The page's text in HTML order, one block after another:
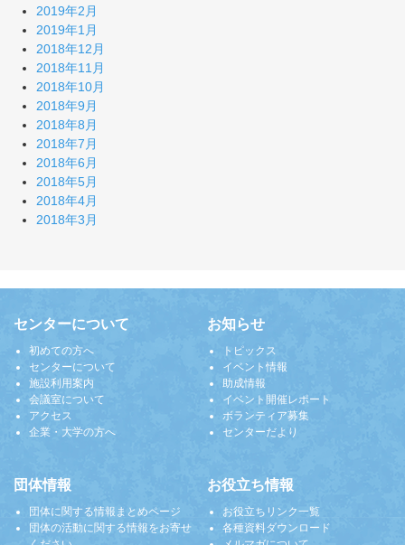
2019年2月
2019年1月
2018年12月
2018年11月
2018年10月
2018年9月
2018年8月
2018年7月
2018年6月
2018年5月
2018年4月
2018年3月
センターについて
初めての方へ
センターについて
施設利用案内
会議室について
アクセス
企業・大学の方へ
お知らせ
トピックス
イベント情報
助成情報
イベント開催レポート
ボランティア募集
センターだより
団体情報
団体に関する情報まとめページ
団体の活動に関する情報をお寄せ
お役立ち情報
お役立ちリンク一覧
各種資料ダウンロード